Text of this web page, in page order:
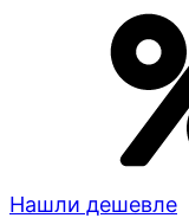
Нашли дешевле